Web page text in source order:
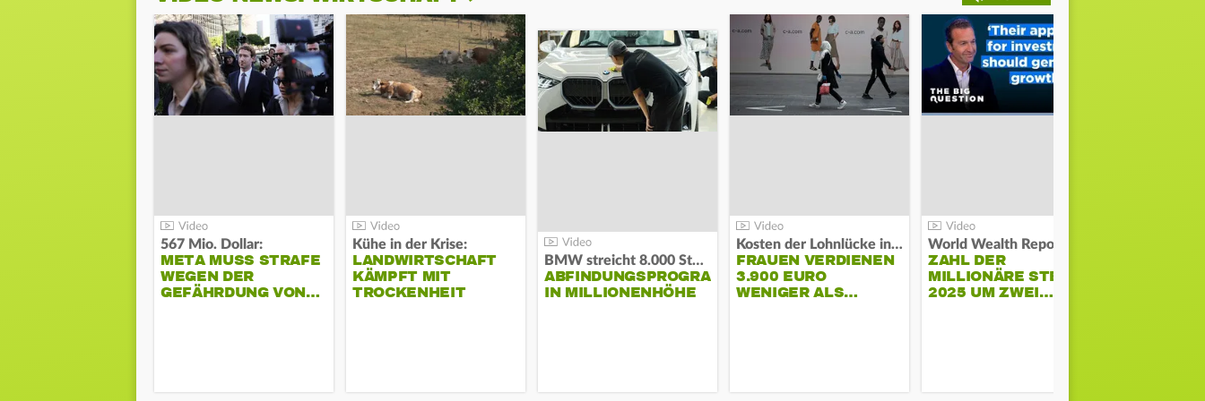
567 Mio. Dollar:
META MUSS STRAFE
WEGEN DER
GEFÄHRDUNG VON…
Kühe in der Krise:
LANDWIRTSCHAFT
KÄMPFT MIT
TROCKENHEIT
BMW streicht 8.000 Stellen:
ABFINDUNGSPROGRAMM
IN MILLIONENHÖHE
Kosten der Lohnlücke in der EU:
FRAUEN VERDIENEN
3.900 EURO
WENIGER ALS…
World Wealth Report:
ZAHL DER
MILLIONÄRE STEIGT
2025 UM ZWEI…